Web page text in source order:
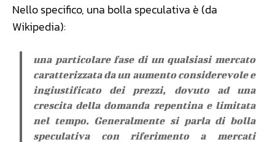
Nello specifico, una bolla speculativa è (da
Wikipedia):
una particolare fase di un qualsiasi mercato
caratterizzata da un aumento considerevole e
ingiustificato dei prezzi, dovuto ad una
crescita della domanda repentina e limitata
nel tempo. Generalmente si parla di bolla
speculativa con riferimento a mercati